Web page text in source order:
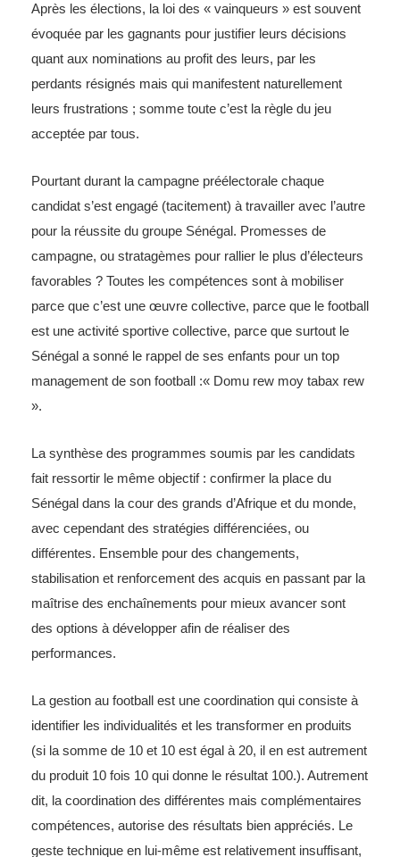
Après les élections, la loi des « vainqueurs » est souvent
évoquée par les gagnants pour justifier leurs décisions
quant aux nominations au profit des leurs, par les
perdants résignés mais qui manifestent naturellement
leurs frustrations ; somme toute c’est la règle du jeu
acceptée par tous.
Pourtant durant la campagne préélectorale chaque
candidat s’est engagé (tacitement) à travailler avec l’autre
pour la réussite du groupe Sénégal. Promesses de
campagne, ou stratagèmes pour rallier le plus d’électeurs
favorables ? Toutes les compétences sont à mobiliser
parce que c’est une œuvre collective, parce que le football
est une activité sportive collective, parce que surtout le
Sénégal a sonné le rappel de ses enfants pour un top
management de son football :« Domu rew moy tabax rew
».
La synthèse des programmes soumis par les candidats
fait ressortir le même objectif : confirmer la place du
Sénégal dans la cour des grands d’Afrique et du monde,
avec cependant des stratégies différenciées, ou
différentes. Ensemble pour des changements,
stabilisation et renforcement des acquis en passant par la
maîtrise des enchaînements pour mieux avancer sont
des options à développer afin de réaliser des
performances.
La gestion au football est une coordination qui consiste à
identifier les individualités et les transformer en produits
(si la somme de 10 et 10 est égal à 20, il en est autrement
du produit 10 fois 10 qui donne le résultat 100.). Autrement
dit, la coordination des différentes mais complémentaires
compétences, autorise des résultats bien appréciés. Le
geste technique en lui-même est relativement insuffisant,